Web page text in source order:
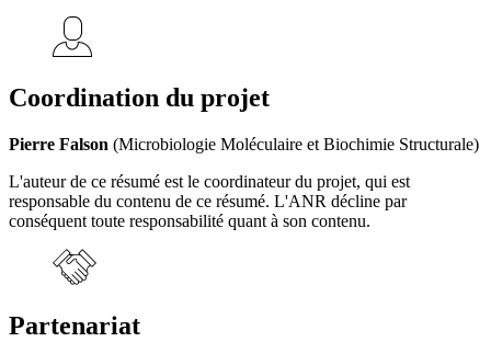
Coordination du projet
Pierre Falson (Microbiologie Moléculaire et Biochimie Structurale)
L'auteur de ce résumé est le coordinateur du projet, qui est
responsable du contenu de ce résumé. L'ANR décline par
conséquent toute responsabilité quant à son contenu.
Partenariat